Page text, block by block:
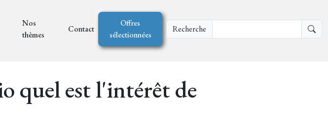
Nos
thèmes
Contact
Offres
sélectionnées
Recherche
quel est l'intérêt de